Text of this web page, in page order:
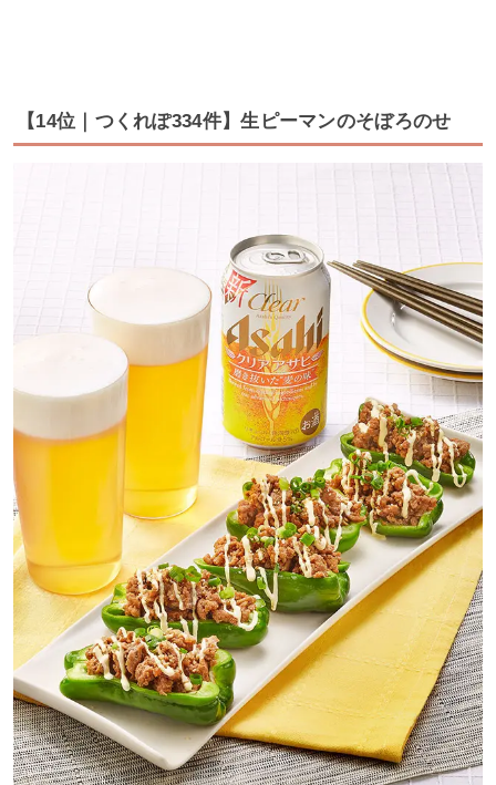
【14位｜つくれぽ334件】生ピーマンのそぼろのせ